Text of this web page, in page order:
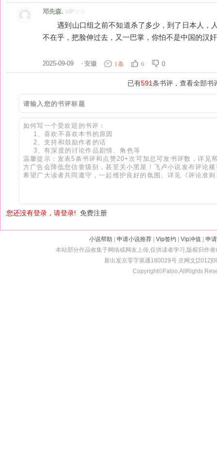
邓先森. VIP☆☆
遇到山口组之前不知道杀了多少，到了日本人，
不在乎，把脸伸过去，又一巴掌，你怕不是中国的汉
2025-09-09 · 安徽 1条 6 0
已有591条书评，查看全部书
您还没有登录，请登录! 免费注册
小说帮助 申请小说推荐| Vip签约 Vip冲值
申
本站部分作品收集于网络或网友上传,仅供读者学习,版权归作
新出发京零字第通180029号 京网文
Copyright©Faloo,AllRights